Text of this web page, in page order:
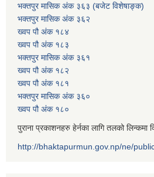
भक्तपुर मासिक अंक ३६३ (बजेट विशेषाङ्क)
भक्तपुर मासिक अंक ३६२
ख्वप पौ अंक १८४
ख्वप पौ अंक १८३
भक्तपुर मासिक अंक ३६१
ख्वप पौ अंक १८२
ख्वप पौ अंक १८१
भक्तपुर मासिक अंक ३६०
ख्वप पौ अंक १८०
पुराना प्रकाशनहरु हेर्नका लागि तलको लिन्कमा
http://bhaktapurmun.gov.np/ne/